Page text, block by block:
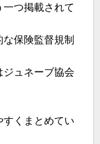
つ掲載されて
保険監督規制
ュネーブ協会
くまとめてい